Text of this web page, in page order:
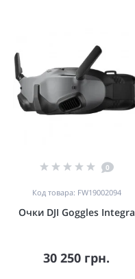
0
Код товара: FW19002094
Очки DJI Goggles Integra
30 250 грн.